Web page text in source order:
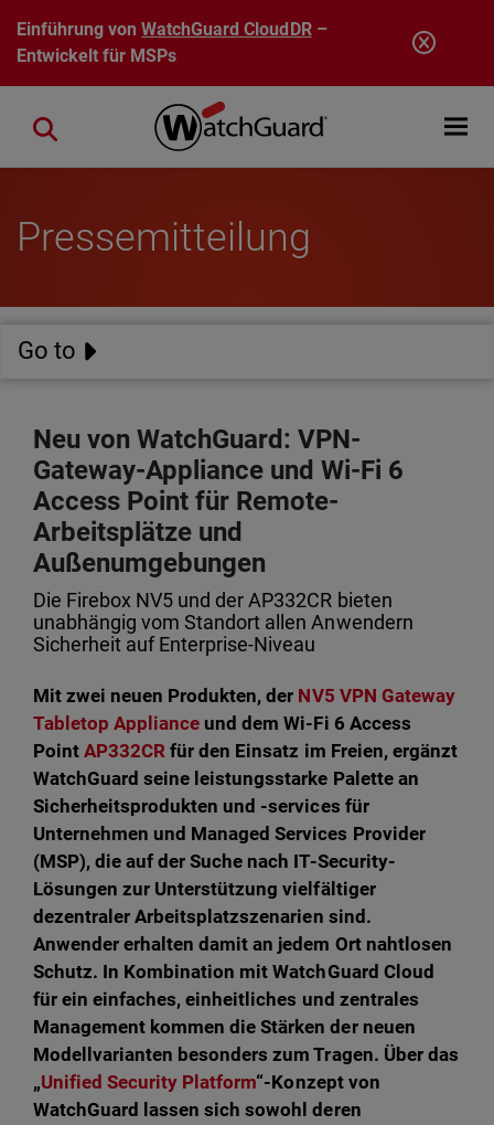
Direkt zum Inhalt
Einführung vonWatchGuard CloudDR–
Entwickelt für MSPs
Open
Close search
Pressemitteilung
Go to
Neu von WatchGuard: VPN-
Gateway-Appliance und Wi-Fi 6
Access Point für Remote-
Arbeitsplätze und
Außenumgebungen
Die Firebox NV5 und der AP332CR bieten
unabhängig vom Standort allen Anwendern
Sicherheit auf Enterprise-Niveau
Mit zwei neuen Produkten, der NV5 VPN Gateway
Tabletop Appliance und dem Wi-Fi 6 Access
PointAP332CR für den Einsatz im Freien, ergänzt
WatchGuard seine leistungsstarke Palette an
Sicherheitsprodukten und -services für
Unternehmen und Managed Services Provider
(MSP), die auf der Suche nach IT-Security-
Lösungen zur Unterstützung vielfältiger
dezentraler Arbeitsplatzszenarien sind.
Anwender erhalten damit an jedem Ort nahtlosen
Schutz. In Kombination mit WatchGuard Cloud
für ein einfaches, einheitliches und zentrales
Management kommen die Stärken der neuen
Modellvarianten besonders zum Tragen. Über das
„Unified Security Platform“-Konzept von
WatchGuard lassen sich sowohl deren